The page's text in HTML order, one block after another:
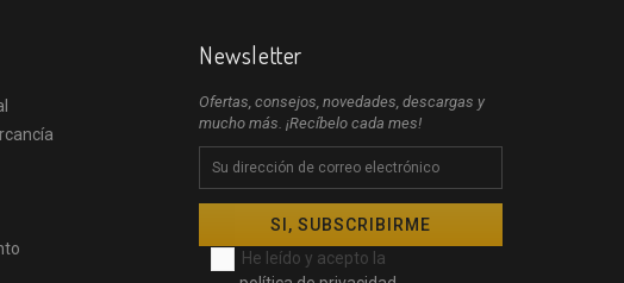
Newsletter
Ofertas, consejos, novedades, descargas y
mucho más. ¡Recíbelo cada mes!
He leído y acepto la